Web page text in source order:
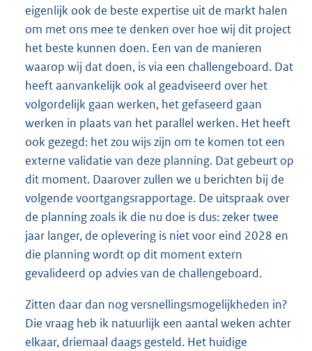
eigenlijk ook de beste expertise uit de markt halen
om met ons mee te denken over hoe wij dit project
het beste kunnen doen. Een van de manieren
waarop wij dat doen, is via een challengeboard. Dat
heeft aanvankelijk ook al geadviseerd over het
volgordelijk gaan werken, het gefaseerd gaan
werken in plaats van het parallel werken. Het heeft
ook gezegd: het zou wijs zijn om te komen tot een
externe validatie van deze planning. Dat gebeurt op
dit moment. Daarover zullen we u berichten bij de
volgende voortgangsrapportage. De uitspraak over
de planning zoals ik die nu doe is dus: zeker twee
jaar langer, de oplevering is niet voor eind 2028 en
die planning wordt op dit moment extern
gevalideerd op advies van de challengeboard.
Zitten daar dan nog versnellingsmogelijkheden in?
Die vraag heb ik natuurlijk een aantal weken achter
elkaar, driemaal daags gesteld. Het huidige